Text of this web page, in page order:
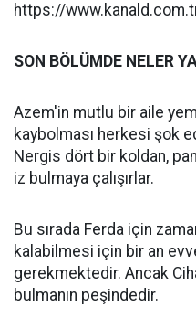
https://
SON BÖLÜMDE NELER
Azem'in mutlu bir aile
kaybolması herkesi şok
Nergis dört bir koldan,
iz bulmaya çalışırlar.
Bu sırada Ferda için
kalabilmesi için bir an
gerekmektedir. Ancak
bulmanın peşindedir.